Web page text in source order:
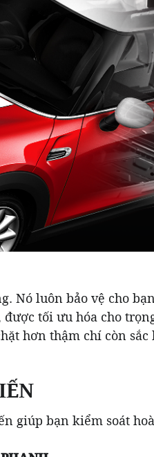
Nó luôn bảo vệ cho
tối ưu hóa cho
hơn thậm chí còn sắc
giúp bạn kiểm soát